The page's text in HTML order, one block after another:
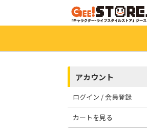
アカウント
ログイン / 会員登録
カートを見る